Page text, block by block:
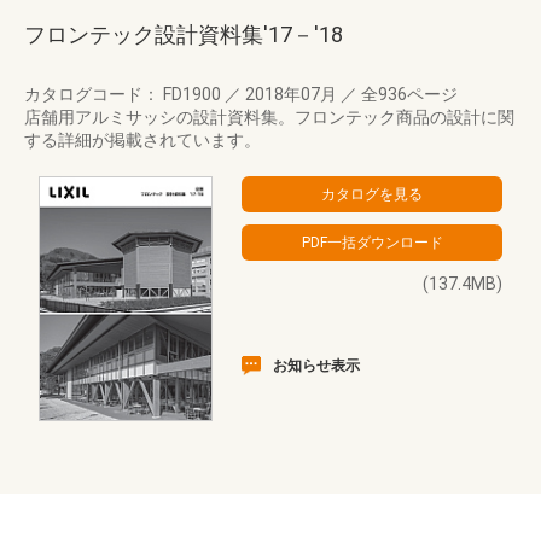
フロンテック設計資料集'17－'18
カタログコード： FD1900 ／ 2018年07月 ／ 全936ページ
店舗用アルミサッシの設計資料集。フロンテック商品の設計に関
する詳細が掲載されています。
(137.4MB)
お知らせ表示